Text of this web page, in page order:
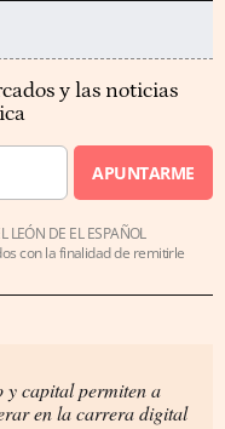
y las noticias
APUNTARME
DE EL ESPAÑOL
con la finalidad de remitirle
y capital permiten a
en la carrera digital